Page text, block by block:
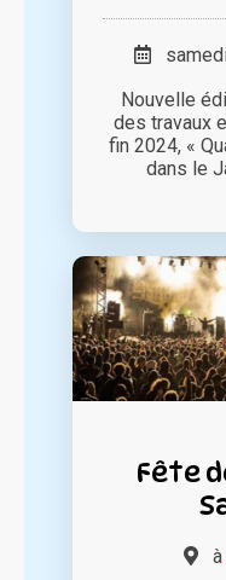
samedi
Nouvelle
des travaux
fin 2024, «
dans le
Fête
à